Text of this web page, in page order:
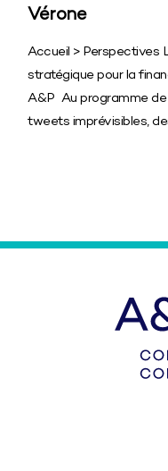
Vérone
Accueil > Perspectives
stratégique pour la
A&P Au programme de
tweets imprévisibles,